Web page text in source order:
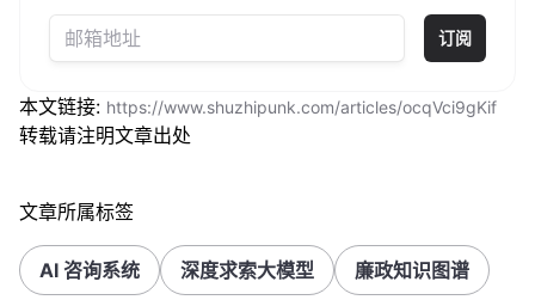
订阅
本文链接: https://www.shuzhipunk.com/articles/ocqVci9gKif
转载请注明文章出处
文章所属标签
AI 咨询系统 深度求索大模型 廉政知识图谱